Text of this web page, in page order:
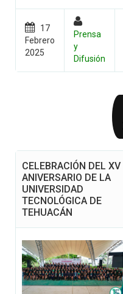
17
Febrero
2025
Prensa
y
Difusión
CELEBRACIÓN DEL XV
ANIVERSARIO DE LA
UNIVERSIDAD
TECNOLÓGICA DE
TEHUACÁN